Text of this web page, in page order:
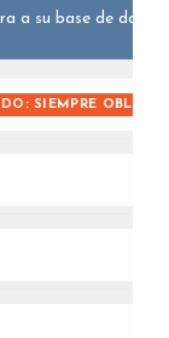
a su base de datos.
SIEMPRE